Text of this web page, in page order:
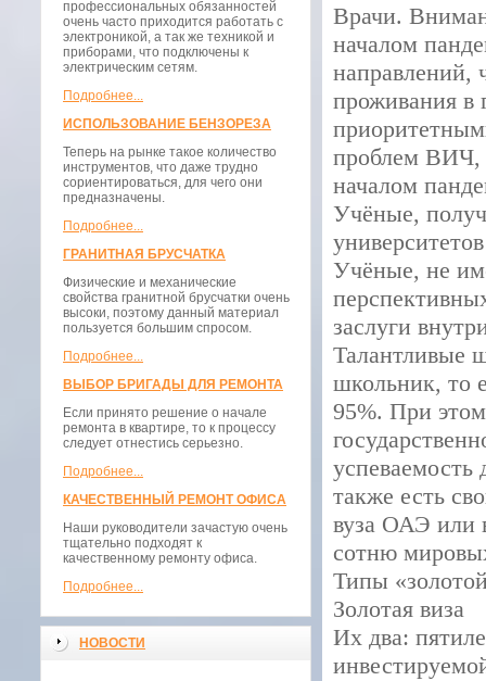
профессиональных обязанностей
очень часто приходится работать с
электроникой, а так же техникой и
приборами, что подключены к
электрическим сетям.
Подробнее...
ИСПОЛЬЗОВАНИЕ БЕНЗОРЕЗА
Теперь на рынке такое количество
инструментов, что даже трудно
сориентироваться, для чего они
предназначены.
Подробнее...
ГРАНИТНАЯ БРУСЧАТКА
Физические и механические
свойства гранитной брусчатки очень
высоки, поэтому данный материал
пользуется большим спросом.
Подробнее...
ВЫБОР БРИГАДЫ ДЛЯ РЕМОНТА
Если принято решение о начале
ремонта в квартире, то к процессу
следует отнестись серьезно.
Подробнее...
КАЧЕСТВЕННЫЙ РЕМОНТ ОФИСА
Наши руководители зачастую очень
тщательно подходят к
качественному ремонту офиса.
Подробнее...
НОВОСТИ
Врачи.
началом
направлений,
проживания в
проблем ВИЧ,
началом
Учёные,
Учёные, не
заслуги
Талантливые
школьник, то
95%. При
успеваемость
также есть
вуза ОАЭ или
сотню
Типы
Золотая виза
Их два: